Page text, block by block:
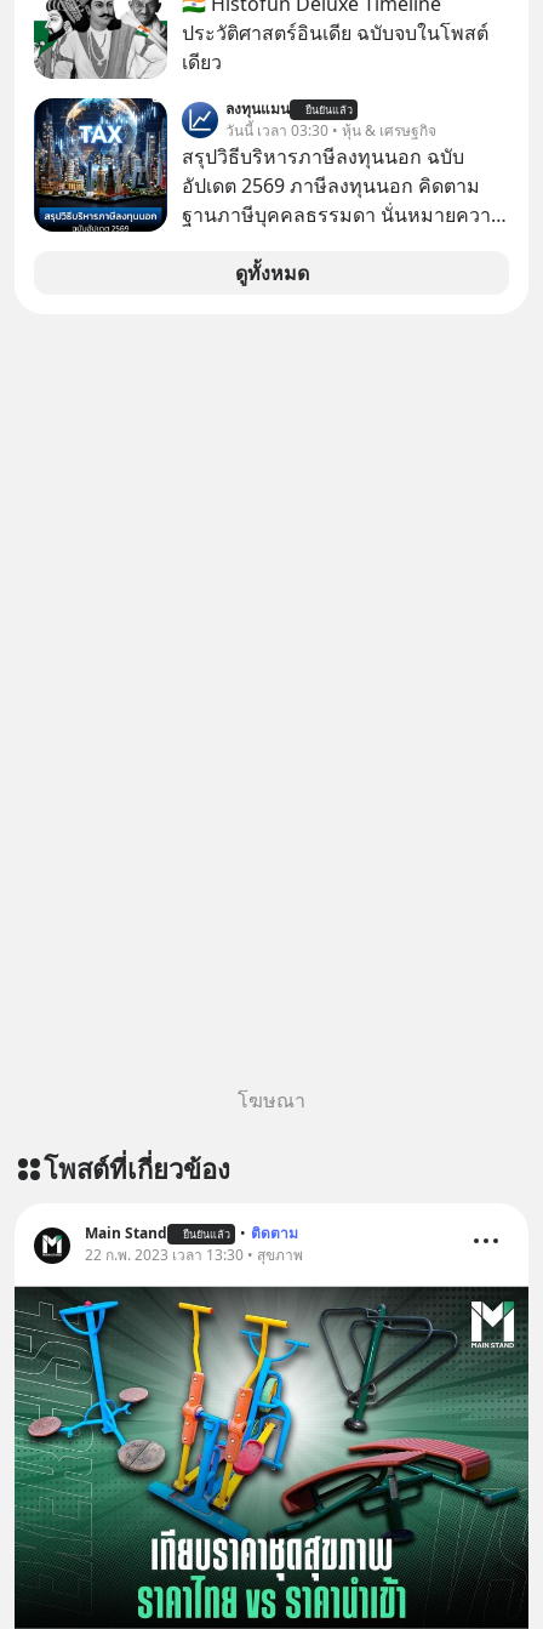
เกี่ยวกับ RMF บ้าง เพื่อให้นำไปใช้ต่อได้
จริง ๆ ลงทุนแมนจะเล่าให้ฟัง
กันค่ะ #แก้เกมกลโกง #ป้าเก๋าเล่ากล
โกง #LivesSustainably #อยู่อย่าง
#FraudEducation #FinancialLiteracy
#DigitalBankWithHumanTouch
ประวัติศาสตร์อินเดีย ฉบับจบในโพสต์
เดียว
ลงทุนแมน ยืนยันแล้ว
วันนี้ เวลา 03:30 • หุ้น & เศรษฐกิจ
สรุปวิธีบริหารภาษีลงทุนนอก ฉบับ
อัปเดต 2569 ภาษีลงทุนนอก คิดตาม
ฐานภาษีบุคคลธรรมดา นั่นหมายความ
ดูทั้งหมด
โฆษณา
โพสต์ที่เกี่ยวข้อง
Main Stand ยืนยันแล้ว • ติดตาม
22 ก.พ. 2023 เวลา 13:30 • สุขภาพ